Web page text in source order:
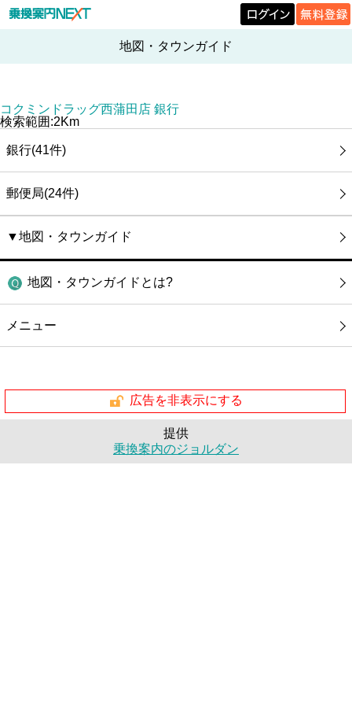
地図・タウンガイド
コクミンドラッグ西蒲田店 銀行
検索範囲:2Km
銀行(41件)
郵便局(24件)
▼地図・タウンガイド
地図・タウンガイドとは?
メニュー
広告を非表示にする
提供
乗換案内のジョルダン